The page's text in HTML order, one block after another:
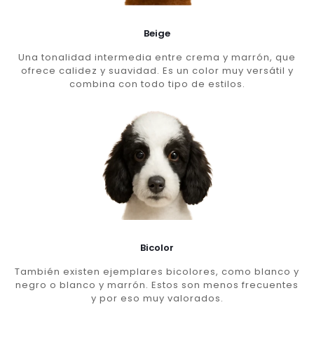
Beige
Una tonalidad intermedia entre crema y marrón, que
ofrece calidez y suavidad. Es un color muy versátil y
combina con todo tipo de estilos.
Bicolor
También existen ejemplares bicolores, como blanco y
negro o blanco y marrón. Estos son menos frecuentes
y por eso muy valorados.